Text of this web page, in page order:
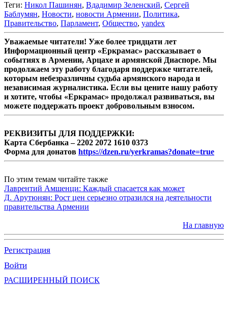
Теги: Никол Пашинян, Вдадимир Зеленский, Сергей
Баблумян, Новости, новости Армении, Политика,
Правительство, Парламент, Общество, yandex
Уважаемые читатели! Уже более тридцати лет
Информационный центр «Еркрамас» рассказывает о
событиях в Армении, Арцахе и армянской Диаспоре. Мы
продолжаем эту работу благодаря поддержке читателей,
которым небезразличны судьба армянского народа и
независимая журналистика. Если вы цените нашу работу
и хотите, чтобы «Еркрамас» продолжал развиваться, вы
можете поддержать проект добровольным взносом.
РЕКВИЗИТЫ ДЛЯ ПОДДЕРЖКИ:
Карта Сбербанка – 2202 2072 1610 0373
Форма для донатов https://dzen.ru/yerkramas?donate=true
По этим темам читайте также
Лаврентий Амшенци: Каждый спасается как может
Д. Арутюнян: Рост цен серьезно отразился на деятельности
правительства Армении
На главную
Регистрация
Войти
РАСШИРЕННЫЙ ПОИСК